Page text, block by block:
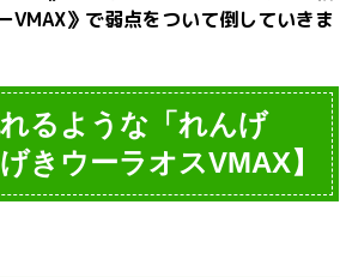
VMAX》で弱点をついて倒していきま
るような「れんげ
きウーラオスVMAX】